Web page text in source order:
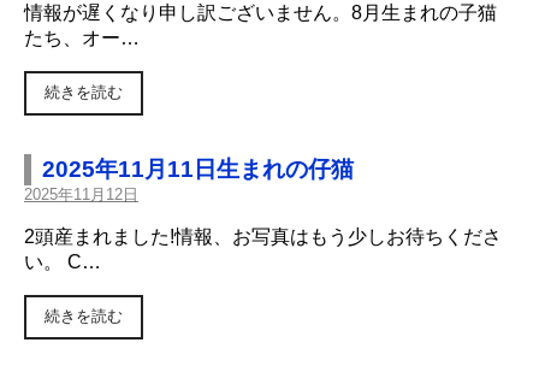
情報が遅くなり申し訳ございません。8月生まれの子猫
たち、オー…
続きを読む
2025年11月11日生まれの仔猫
2025年11月12日
2頭産まれました!情報、お写真はもう少しお待ちくださ
い。 C…
続きを読む